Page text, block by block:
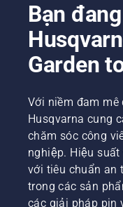
Bạn
Garden
Với niềm đam
Husqvarna cung
chăm sóc công
nghiệp. Hiệu
với tiêu chuẩn an
trong các sản
các giải pháp pin